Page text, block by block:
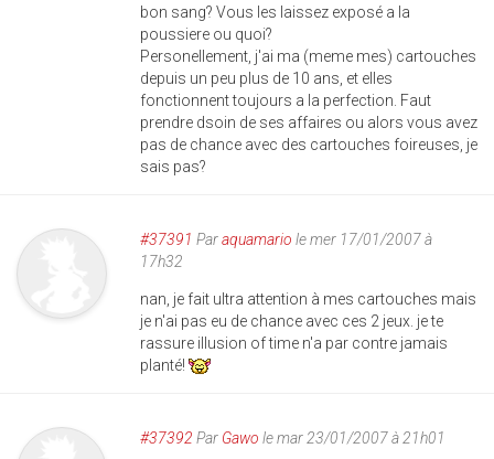
bon sang? Vous les laissez exposé a la
poussiere ou quoi?
Personellement, j'ai ma (meme mes) cartouches
depuis un peu plus de 10 ans, et elles
fonctionnent toujours a la perfection. Faut
prendre dsoin de ses affaires ou alors vous avez
pas de chance avec des cartouches foireuses, je
sais pas?
#37391 Paraquamario le mer 17/01/2007 à
17h32
nan, je fait ultra attention à mes cartouches mais
je n'ai pas eu de chance avec ces 2 jeux. je te
rassure illusion of time n'a par contre jamais
planté!
#37392 Par Gawo le mar 23/01/2007 à 21h01